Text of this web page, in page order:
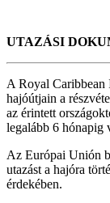
UTAZÁSI
A Royal Caribbean
hajóútjain a
az érintett
legalább 6 hónapig
Az Európai Unión
utazást a hajóra
érdekében.